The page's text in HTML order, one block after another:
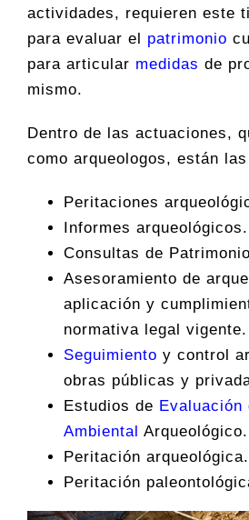
actividades, requieren este
para evaluar el patrimonio
para articular medidas de
mismo.
Dentro de las actuaciones,
como arqueologos, están
Peritaciones
Informes arqueológicos.
Consultas de
Asesoramiento de
aplicación y
normativa legal vigente.
Seguimiento y control
obras públicas y
Estudios de Evaluación
Ambiental Arqueológico.
Peritación arqueológica.
Peritación